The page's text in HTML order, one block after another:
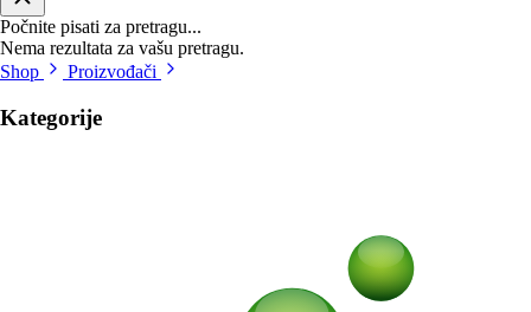
Počnite pisati za pretragu...
Nema rezultata za vašu pretragu.
Shop
Proizvođači
Kategorije